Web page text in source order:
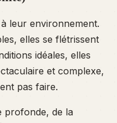
leur environnement.
elles se flétrissent
idéales, elles
et complexe,
pas faire.
profonde, de la